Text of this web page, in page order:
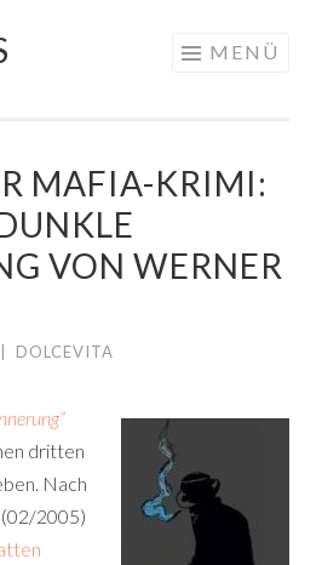
MENÜ
MAFIA-KRIMI:
VON WERNER
DOLCEVITA
dritten
Nach
(02/2005)